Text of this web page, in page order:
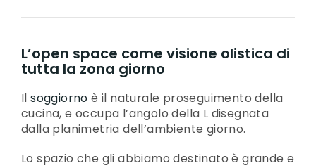
L’open space come visione olistica di
tutta la zona giorno
Ilsoggiorno è il naturale proseguimento della
cucina, e occupa l’angolo della L disegnata
dalla planimetria dell’ambiente giorno.
Lo spazio che gli abbiamo destinato è grande e